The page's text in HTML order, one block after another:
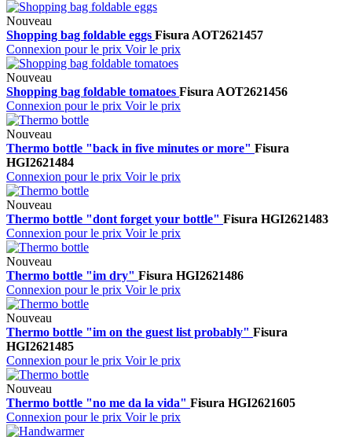
Nouveau
Shopping bag foldable eggs Fisura AOT2621457
Connexion pour le prix Voir le prix
Nouveau
Shopping bag foldable tomatoes Fisura AOT2621456
Connexion pour le prix Voir le prix
Nouveau
Thermo bottle "back in five minutes or more" Fisura
HGI2621484
Connexion pour le prix Voir le prix
Nouveau
Thermo bottle "dont forget your bottle" Fisura HGI2621483
Connexion pour le prix Voir le prix
Nouveau
Thermo bottle "im dry" Fisura HGI2621486
Connexion pour le prix Voir le prix
Nouveau
Thermo bottle "im on the guest list probably" Fisura
HGI2621485
Connexion pour le prix Voir le prix
Nouveau
Thermo bottle "no me da la vida" Fisura HGI2621605
Connexion pour le prix Voir le prix